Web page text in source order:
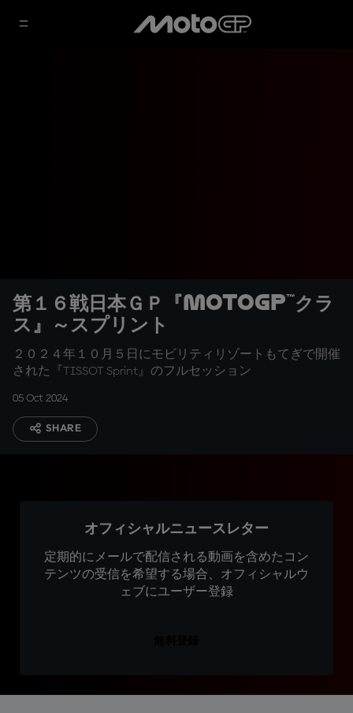
第１６戦日本ＧＰ『MotoGP™クラ
ス』～スプリント
２０２４年１０月５日にモビリティリゾートもてぎで開催
された『TISSOT Sprint』のフルセッション
05 Oct 2024
SHARE
オフィシャルニュースレター
定期的にメールで配信される動画を含めたコン
テンツの受信を希望する場合、オフィシャルウ
ェブにユーザー登録